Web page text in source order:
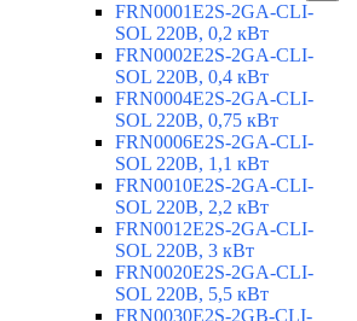
FRN0001E2S-2GA-CLI-
SOL 220В, 0,2 кВт
FRN0002E2S-2GA-CLI-
SOL 220В, 0,4 кВт
FRN0004E2S-2GA-CLI-
SOL 220В, 0,75 кВт
FRN0006E2S-2GA-CLI-
SOL 220В, 1,1 кВт
FRN0010E2S-2GA-CLI-
SOL 220В, 2,2 кВт
FRN0012E2S-2GA-CLI-
SOL 220В, 3 кВт
FRN0020E2S-2GA-CLI-
SOL 220В, 5,5 кВт
FRN0030E2S-2GB-CLI-